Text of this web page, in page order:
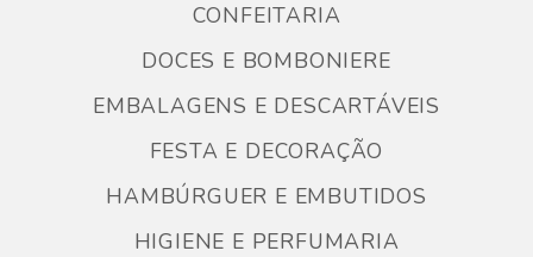
CONFEITARIA
DOCES E BOMBONIERE
EMBALAGENS E DESCARTÁVEIS
FESTA E DECORAÇÃO
HAMBÚRGUER E EMBUTIDOS
HIGIENE E PERFUMARIA